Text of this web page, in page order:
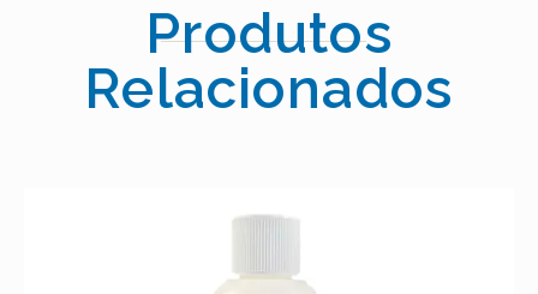
Produtos
Relacionados